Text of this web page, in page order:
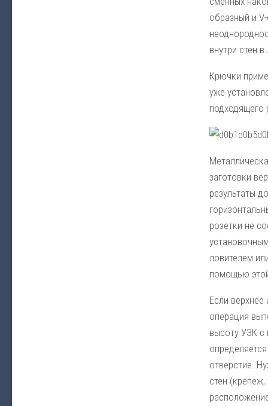
образный и
внутри стен
Крючки
уже
подходящего
заготовки
результаты
розетки не
ловителем
помощью
Если
операция
высоту УЗК
отверстие.
стен